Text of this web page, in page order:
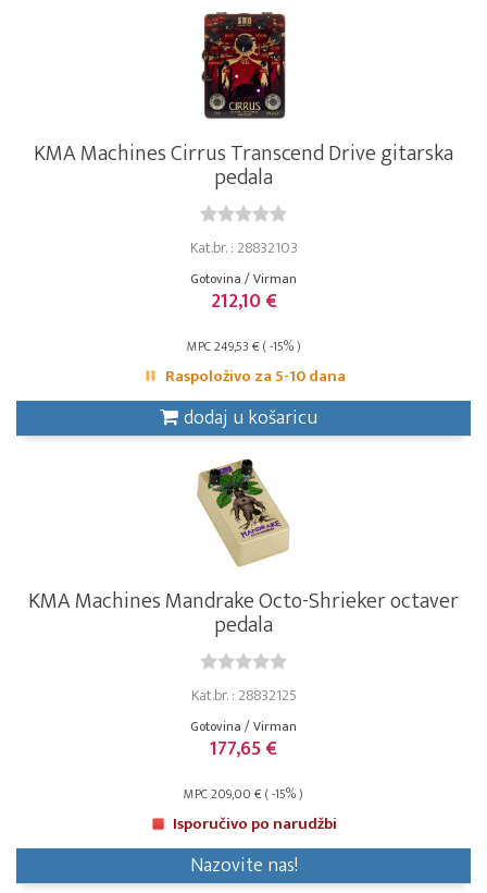
KMA Machines Cirrus Transcend Drive gitarska
pedala
Kat.br. : 28832103
Gotovina / Virman
212,10 €
MPC 249,53 € ( -15% )
Raspoloživo za 5-10 dana
dodaj u košaricu
KMA Machines Mandrake Octo-Shrieker octaver
pedala
Kat.br. : 28832125
Gotovina / Virman
177,65 €
MPC 209,00 € ( -15% )
Isporučivo po narudžbi
Nazovite nas!